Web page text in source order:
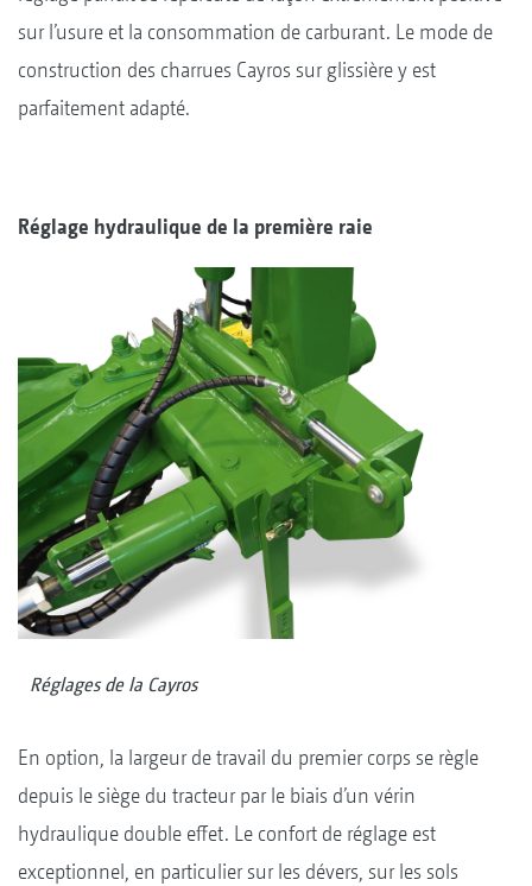
sur l’usure et la consommation de carburant. Le mode de
construction des charrues Cayros sur glissière y est
parfaitement adapté.
Réglage hydraulique de la première raie
Réglages de la Cayros
En option, la largeur de travail du premier corps se règle
depuis le siège du tracteur par le biais d’un vérin
hydraulique double effet. Le confort de réglage est
exceptionnel, en particulier sur les dévers, sur les sols